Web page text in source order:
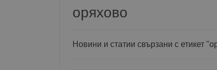
оряхово
Новини и статии свързани с етикет